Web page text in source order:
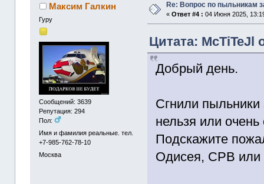
Максим Галкин
Гуру
Сообщений: 3639
Репутация: 294
Пол:
Имя и фамилия реальные. тел.
+7-985-762-78-10
Москва
Re: Вопрос по пыльникам
«Ответ #4 : 04 Июня 2025,
Цитата: McTiTeJl
Добрый день.
Сгнили пыльники
нельзя или очень
Подскажите
Одисея, СРВ или